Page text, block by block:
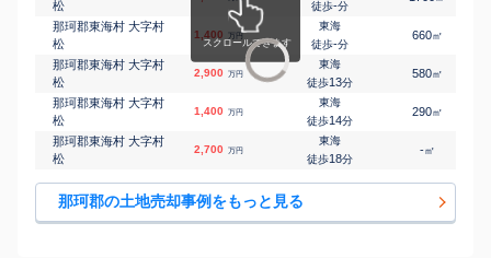
松 徒歩-分
那珂郡東海村 大字村
松
1,400 万円
東海
徒歩-分
660㎡
那珂郡東海村 大字村
松
2,900 万円
東海
徒歩13分
580㎡
那珂郡東海村 大字村
松
1,400 万円
東海
徒歩14分
290㎡
那珂郡東海村 大字村
松
2,700 万円
東海
徒歩18分
-㎡
那珂郡の土地売却事例をもっと見る